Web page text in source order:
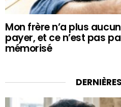
Mon frère n’a plus
payer, et ce n’est pas
mémorisé